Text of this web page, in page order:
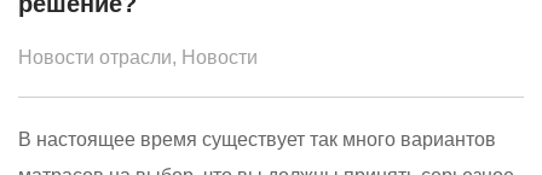
Новости отрасли, Новости
В настоящее время существует так много вариантов